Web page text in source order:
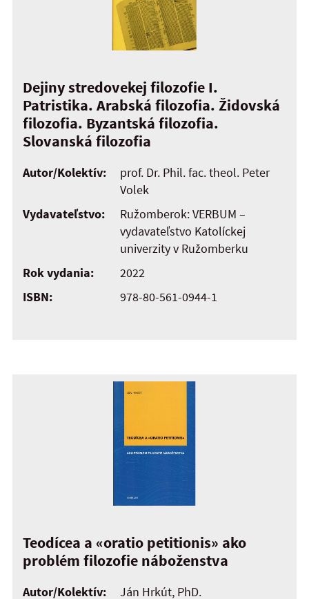
Dejiny stredovekej filozofie I.
Patristika. Arabská filozofia. Židovská
filozofia. Byzantská filozofia.
Slovanská filozofia
Autor/Kolektív:
prof. Dr. Phil. fac. theol. Peter
Volek
Vydavateľstvo:
Ružomberok: VERBUM –
vydavateľstvo Katolíckej
univerzity v Ružomberku
Rok vydania:
2022
ISBN:
978-80-561-0944-1
Teodícea a «oratio petitionis» ako
problém filozofie náboženstva
Autor/Kolektív:
Ján Hrkút, PhD.